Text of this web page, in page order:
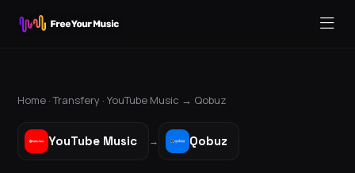
Home ·Transfery · YouTube Music → Qobuz
YouTube Music → Qobuz